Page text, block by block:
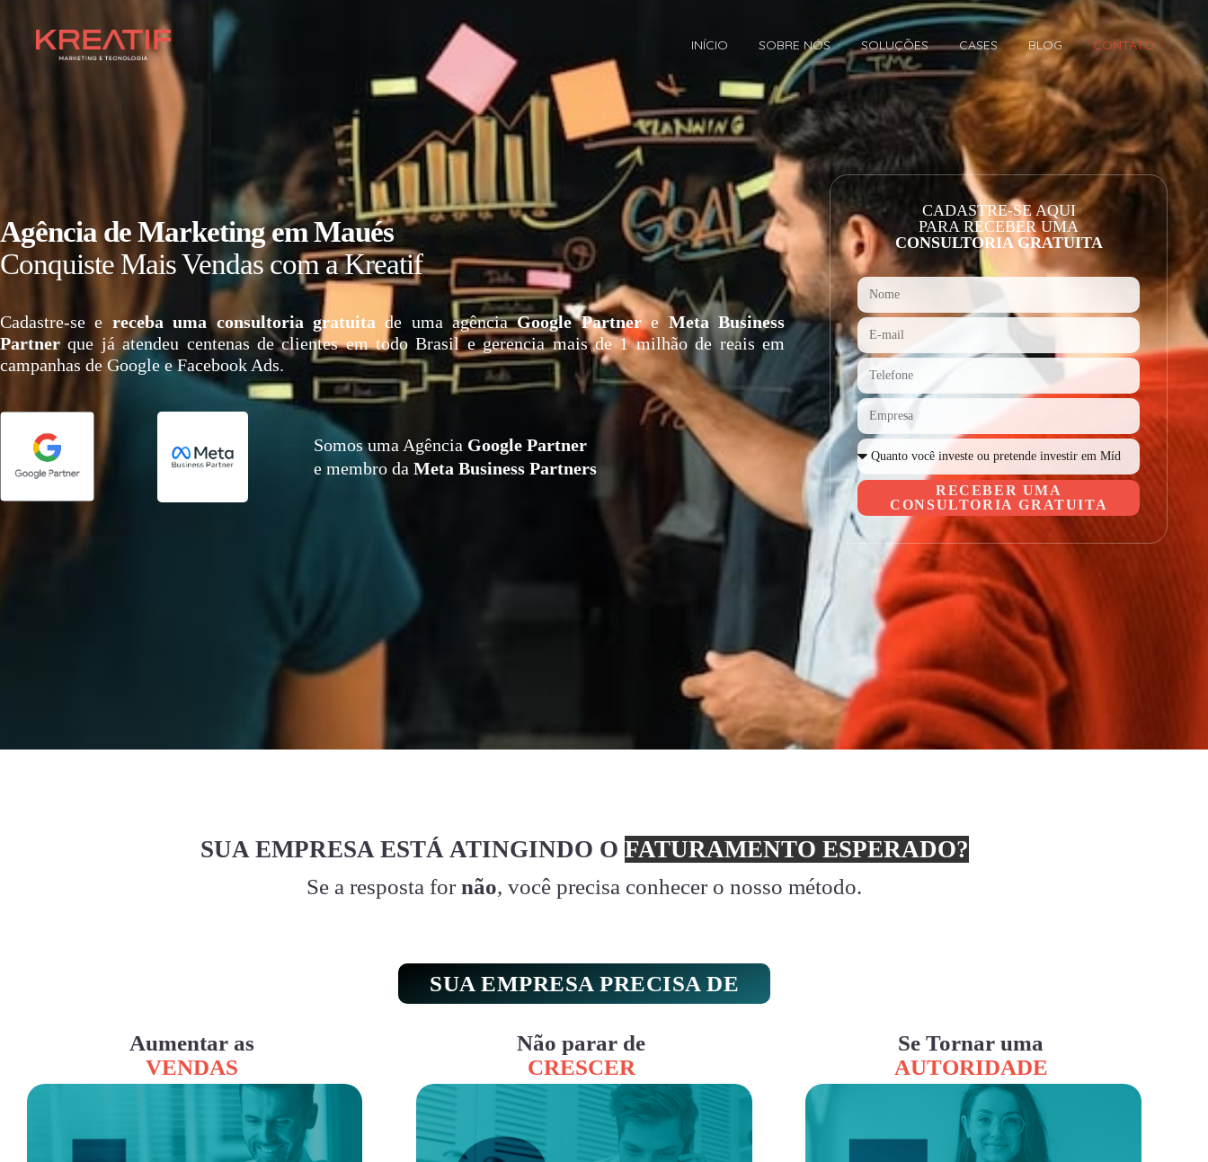
INÍCIO SOBRE NÓS SOLUÇÕES CASES BLOG CONTATO
Agência de Marketing em Maués
Conquiste Mais Vendas com a Kreatif
Cadastre-se e receba uma consultoria gratuita de uma agênciaGoogle Partnere Meta Business
Partner que já atendeu centenas de clientes em todo Brasil e gerencia mais de 1 milhão de reais em
campanhas de Google e Facebook Ads.
Somos uma Agência Google Partner
e membro daMeta Business Partners
CADASTRE-SE AQUI
PARA RECEBER UMA
CONSULTORIA GRATUITA
RECEBER UMA
CONSULTORIA GRATUITA
SUA EMPRESA ESTÁ ATINGINDO O FATURAMENTO ESPERADO?
Se a resposta for não, você precisa conhecer o nosso método.
SUA EMPRESA PRECISA DE
Aumentar as
VENDAS
Não parar de
CRESCER
Se Tornar uma
AUTORIDADE